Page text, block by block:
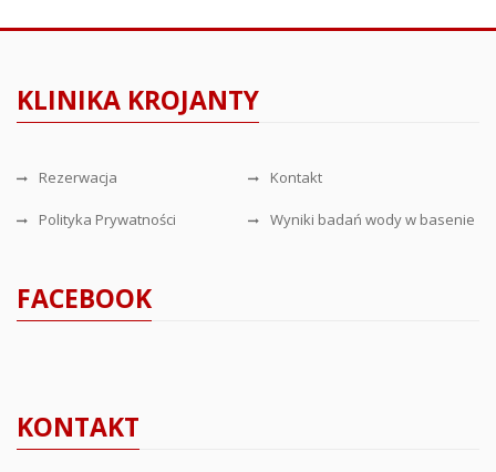
KLINIKA KROJANTY
Rezerwacja Kontakt
Polityka Prywatności Wyniki badań wody w basenie
FACEBOOK
KONTAKT